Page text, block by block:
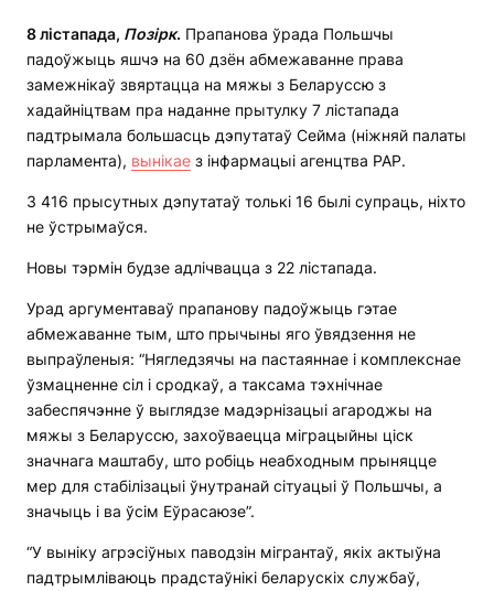
8 лістапада, Позірк. Прапанова ўрада Польшчы
падоўжыць яшчэ на 60 дзён абмежаванне права
замежнікаў звяртацца на мяжы з Беларуссю з
хадайніцтвам пра наданне прытулку 7 лістапада
падтрымала большасць дэпутатаў Сейма (ніжняй палаты
парламента), вынікае з інфармацыі агенцтва PAP.
З 416 прысутных дэпутатаў толькі 16 былі супраць, ніхто
не ўстрымаўся.
Новы тэрмін будзе адлічвацца з 22 лістапада.
Урад аргументаваў прапанову падоўжыць гэтае
абмежаванне тым, што прычыны яго ўвядзення не
выпраўленыя: “Нягледзячы на ​​пастаяннае і комплекснае
ўзмацненне сіл і сродкаў, а таксама тэхнічнае
забеспячэнне ў выглядзе мадэрнізацыі агароджы на
мяжы з Беларуссю, захоўваецца міграцыйны ціск
значнага маштабу, што робіць неабходным прыняцце
мер для стабілізацыі ўнутранай сітуацыі ў Польшчы, а
значыць і ва ўсім Еўрасаюзе”.
“У выніку агрэсіўных паводзін мігрантаў, якіх актыўна
падтрымліваюць прадстаўнікі беларускіх службаў,